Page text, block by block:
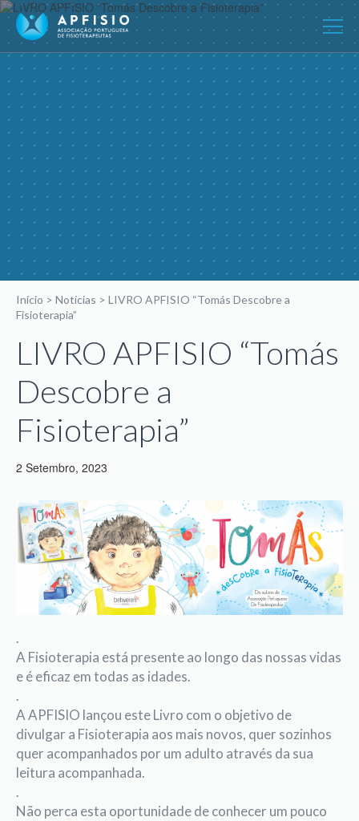
Início > Notícias > LIVRO APFISIO “Tomás Descobre a
Fisioterapia”
LIVRO APFISIO “Tomás
Descobre a
Fisioterapia”
2 Setembro, 2023
.
A Fisioterapia está presente ao longo das nossas vidas
e é eficaz em todas as idades.
.
A APFISIO lançou este Livro com o objetivo de
divulgar a Fisioterapia aos mais novos, quer sozinhos
quer acompanhados por um adulto através da sua
leitura acompanhada.
.
Não perca esta oportunidade de conhecer um pouco